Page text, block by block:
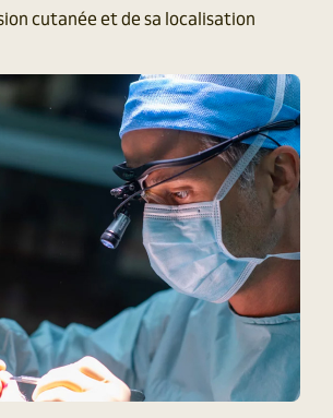
cutanée et de sa localisation